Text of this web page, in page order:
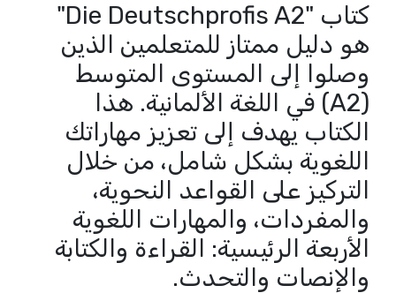
كتاب "Die Deutschprofis A2"
هو دليل ممتاز للمتعلمين الذين
وصلوا إلى المستوى المتوسط
(A2) في اللغة الألمانية. هذا
الكتاب يهدف إلى تعزيز مهاراتك
اللغوية بشكل شامل، من خلال
التركيز على القواعد النحوية،
والمفردات، والمهارات اللغوية
الأربعة الرئيسية: القراءة والكتابة
والإنصات والتحدث.